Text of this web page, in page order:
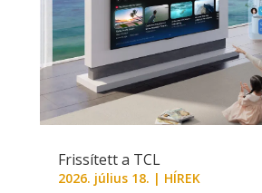
Frissített a TCL
2026. július 18. | HÍREK